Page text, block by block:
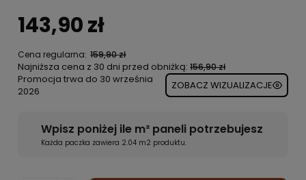
143,90 zł
Cena regularna: 159,90 zł
Najniższa cena z 30 dni przed obniżką: 156,90 zł
Promocja trwa do 30 września
2026
ZOBACZ WIZUALIZACJE
Wpisz poniżej ile m² paneli potrzebujesz
Każda paczka zawiera 2.04 m2 produktu.